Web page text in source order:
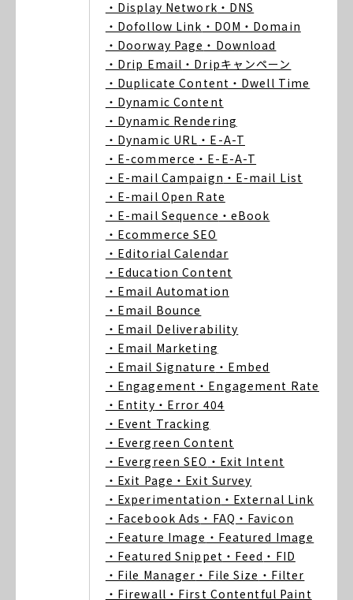
・Display Network ・DNS
・Dofollow Link ・DOM ・Domain
・Doorway Page ・Download
・Drip Email ・Dripキャンペーン
・Duplicate Content ・Dwell Time
・Dynamic Content
・Dynamic Rendering
・Dynamic URL ・E-A-T
・E-commerce ・E-E-A-T
・E-mail Campaign ・E-mail List
・E-mail Open Rate
・E-mail Sequence ・eBook
・Ecommerce SEO
・Editorial Calendar
・Education Content
・Email Automation
・Email Bounce
・Email Deliverability
・Email Marketing
・Email Signature ・Embed
・Engagement ・Engagement Rate
・Entity ・Error 404
・Event Tracking
・Evergreen Content
・Evergreen SEO ・Exit Intent
・Exit Page ・Exit Survey
・Experimentation ・External Link
・Facebook Ads ・FAQ ・Favicon
・Feature Image ・Featured Image
・Featured Snippet ・Feed ・FID
・File Manager ・File Size ・Filter
・Firewall ・First Contentful Paint